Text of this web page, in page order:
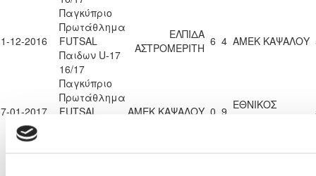
12-2016
Παγκύπριο
Πρωτάθλημα
FUTSAL
Παιδων U-17
16/17
ΕΛΠΙΔΑ
ΑΣΤΡΟΜΕΡΙΤΗ 6 4 ΑΜΕΚ ΚΑΨΑΛΟΥ
01-2017
Παγκύπριο
Πρωτάθλημα
FUTSAL
ΑΜΕΚ ΚΑΨΑΛΟΥ 0 9 ΕΘΝΙΚΟΣ
Παγκύπριο